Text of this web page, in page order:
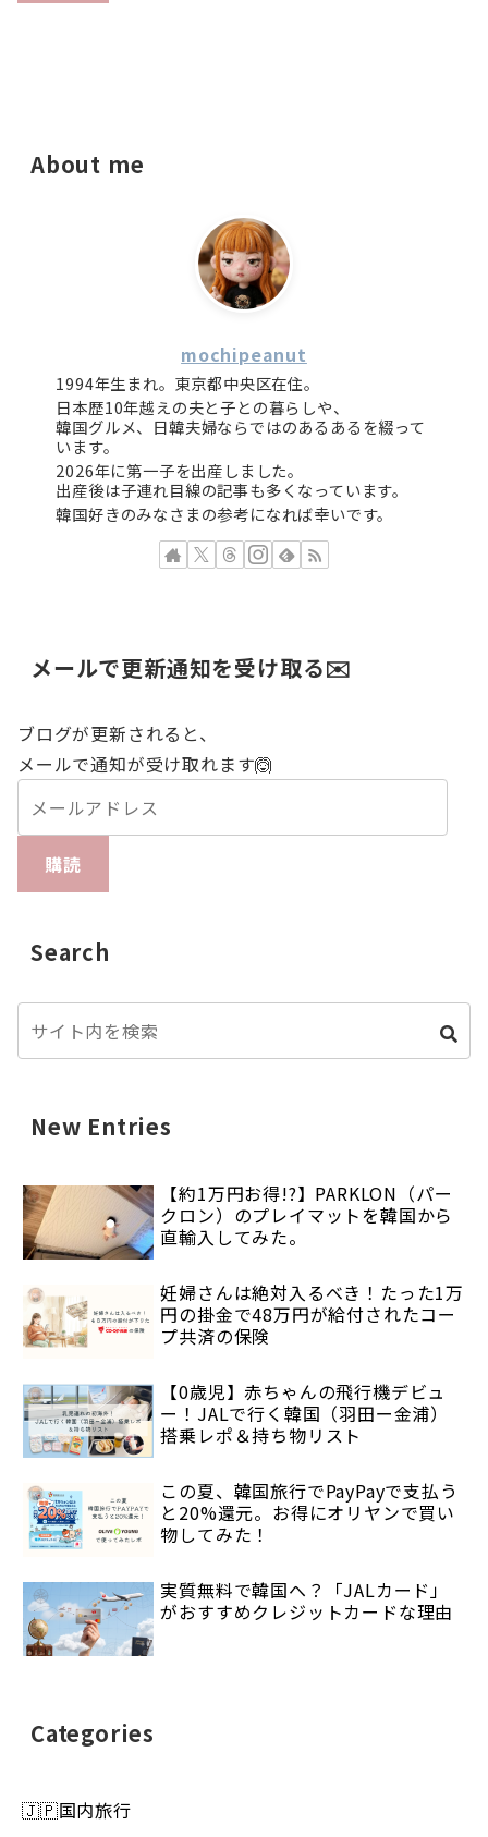
About me
mochipeanut
1994年生まれ。東京都中央区在住。
日本歴10年越えの夫と子との暮らしや、
韓国グルメ、日韓夫婦ならではのあるあるを綴って
います。
2026年に第一子を出産しました。
出産後は子連れ目線の記事も多くなっています。
韓国好きのみなさまの参考になれば幸いです。
メールで更新通知を受け取る✉️
ブログが更新されると、
メールで通知が受け取れます🙆
購読
Search
New Entries
【約1万円お得!?】PARKLON（パー
クロン）のプレイマットを韓国から
直輸入してみた。
妊婦さんは絶対入るべき！たった1万
円の掛金で48万円が給付されたコー
プ共済の保険
【0歳児】赤ちゃんの飛行機デビュ
ー！JALで行く韓国（羽田ー金浦）
搭乗レポ＆持ち物リスト
この夏、韓国旅行でPayPayで支払う
と20%還元。お得にオリヤンで買い
物してみた！
実質無料で韓国へ？「JALカード」
がおすすめクレジットカードな理由
Categories
🇯🇵国内旅行